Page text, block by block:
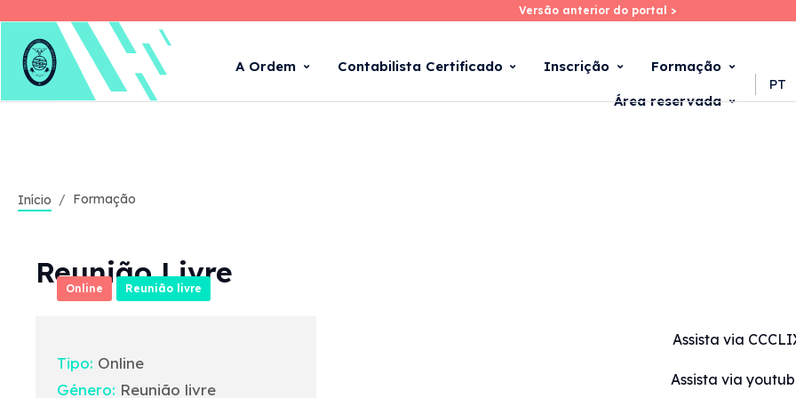
Skip
main
Versão anterior do portal >
Versão anterior do portal >
A Ordem Contabilista Certificado Inscrição Formação
Área reservada
PT
Início Formação
Online Reunião livre
Reunião Livre
Tipo: Online
Género: Reunião livre
Assista via
Assista via